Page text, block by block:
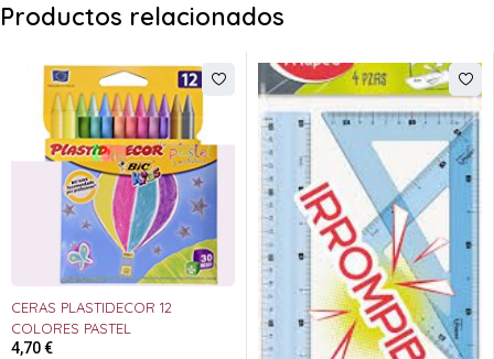
Productos relacionados
CERAS PLASTIDECOR 12
COLORES PASTEL
4,70€